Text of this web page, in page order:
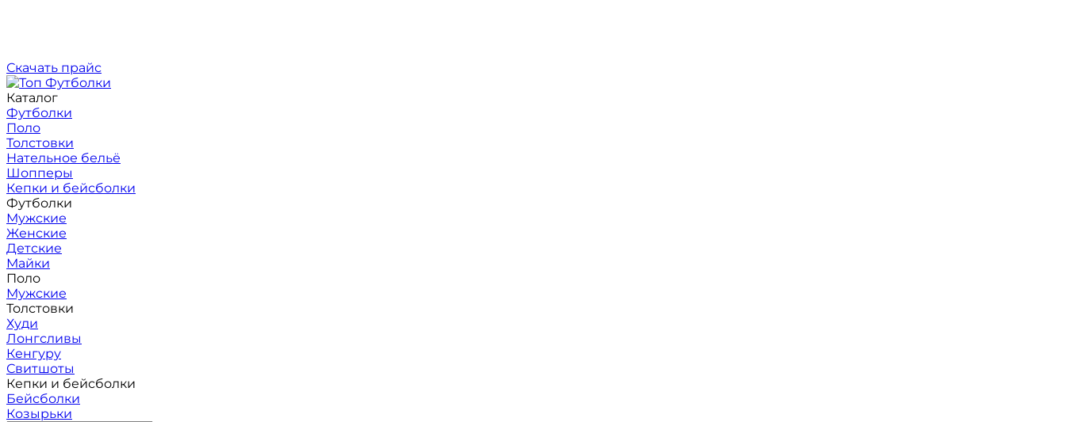
Скачать прайс
Каталог
Футболки
Поло
Толстовки
Нательное бельё
Шопперы
Кепки и бейсболки
Футболки
Мужские
Женские
Детские
Майки
Поло
Мужские
Толстовки
Худи
Лонгсливы
Кенгуру
Свитшоты
Кепки и бейсболки
Бейсболки
Козырьки